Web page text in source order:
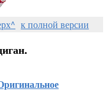
к полной версии